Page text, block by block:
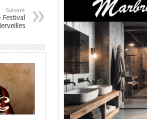
Suivant